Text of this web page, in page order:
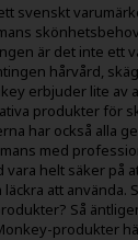
svenskt
är det inte ett
hårvård,
erbjuder lite av
produkter för
har också alla
med
vara helt säker på
att använda.
Så
produkter